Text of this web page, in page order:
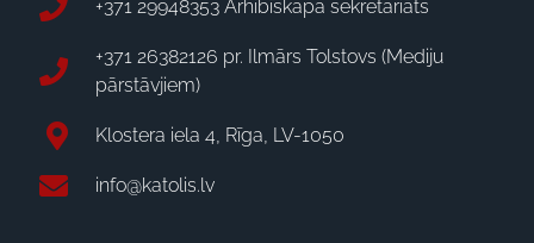
+371 29948353 Arhibīskapa sekretariāts
+371 26382126 pr. Ilmārs Tolstovs (Mediju
pārstāvjiem)
Klostera iela 4, Rīga, LV-1050
info@katolis.lv